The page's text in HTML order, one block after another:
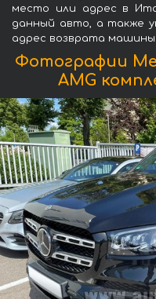
место или адрес в
данный авто, а также
адрес возврата машины.
Фотографии
AMG